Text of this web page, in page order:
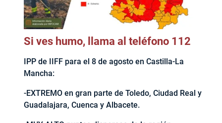
Si ves humo, llama al teléfono 112
IPP de IIFF para el 8 de agosto en Castilla-La
Mancha:
-EXTREMO en gran parte de Toledo, Ciudad Real y
Guadalajara, Cuenca y Albacete.